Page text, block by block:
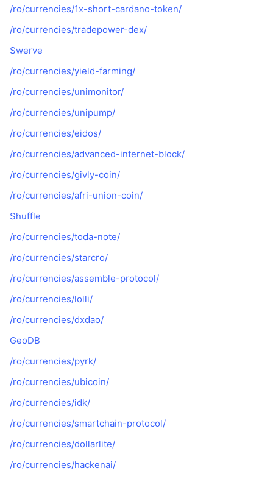
/ro/currencies/1x-short-cardano-token/
/ro/currencies/tradepower-dex/
Swerve
/ro/currencies/yield-farming/
/ro/currencies/unimonitor/
/ro/currencies/unipump/
/ro/currencies/eidos/
/ro/currencies/advanced-internet-block/
/ro/currencies/givly-coin/
/ro/currencies/afri-union-coin/
Shuffle
/ro/currencies/toda-note/
/ro/currencies/starcro/
/ro/currencies/assemble-protocol/
/ro/currencies/lolli/
/ro/currencies/dxdao/
GeoDB
/ro/currencies/pyrk/
/ro/currencies/ubicoin/
/ro/currencies/idk/
/ro/currencies/smartchain-protocol/
/ro/currencies/dollarlite/
/ro/currencies/hackenai/